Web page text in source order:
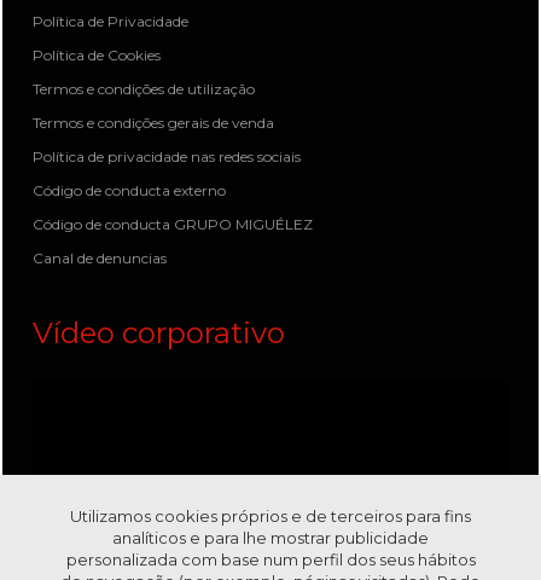
Política de Privacidade
Política de Cookies
Termos e condições de utilização
Termos e condições gerais de venda
Política de privacidade nas redes sociais
Código de conducta externo
Código de conducta GRUPO MIGUÉLEZ
Canal de denuncias
Vídeo corporativo
Utilizamos cookies próprios e de terceiros para fins
analíticos e para lhe mostrar publicidade
personalizada com base num perfil dos seus hábitos